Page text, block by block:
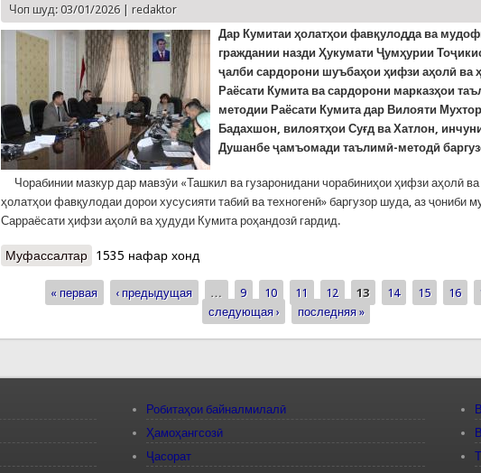
Чоп шуд: 03/01/2026 |redaktor
Дар Кумитаи ҳолатҳои фавқулодда ва
граждании назди Ҳукумати Ҷумҳурии
ҷалби сардорони шуъбаҳои ҳифзи аҳолӣ ва
Раёсати Кумита ва сардорони марказҳои
методии Раёсати Кумита дар Вилояти
Бадахшон, вилоятҳои Суғд ва Хатлон,
Душанбе ҷамъомади таълимӣ-методӣ
Чорабинии мазкур дар мавзӯи «Ташкил ва гузаронидани чорабиниҳои ҳифзи аҳолӣ
ҳолатҳои фавқулодаи дорои хусусияти табиӣ ва техногенӣ» баргузор шуда, аз ҷониби
Сарраёсати ҳифзи аҳолӣ ва ҳудуди Кумита роҳандозӣ гардид.
Муфассалтар о КҲФ: Ҷамъомади таълимӣ-методӣ оид ба ҳифзи аҳолӣ аз
1535 нафар хонд
Страницы
« первая ‹ предыдущая … 9 10 11 12 13 14 15 16
следующая ›
последняя »
Робитаҳои байналмилалӣ
Ҳамоҳангсозӣ
Ҷасорат